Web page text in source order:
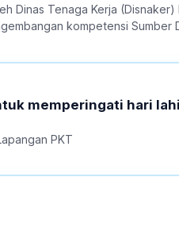
Dinas Tenaga Kerja (Disnaker)
kompetensi Sumber
memperingati hari
PKT